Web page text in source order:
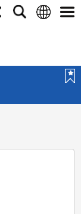
搜
语
选